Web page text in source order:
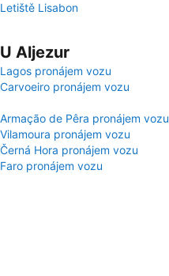
Letiště Lisabon
U Aljezur
Lagos pronájem vozu
Carvoeiro pronájem vozu
Armação de Pêra pronájem vozu
Vilamoura pronájem vozu
Černá Hora pronájem vozu
Faro pronájem vozu